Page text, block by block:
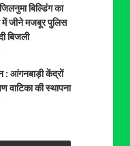
बिल्डिंग का
जीने मजबूर पुलिस
बिजली
: आंगनबाड़ी केंद्रों
वाटिका की स्थापना